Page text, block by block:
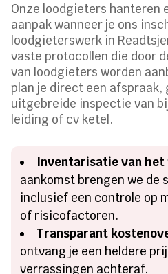
Onze loodgieters hanteren
aanpak wanneer je ons
loodgieterswerk in
vaste protocollen die door
van loodgieters worden
plan je direct een afspraak,
uitgebreide inspectie van
leiding of cv ketel.
Inventarisatie van het
aankomst brengen we de
inclusief een controle op
of risicofactoren.
Transparant
ontvang je een heldere
verrassingen achteraf.